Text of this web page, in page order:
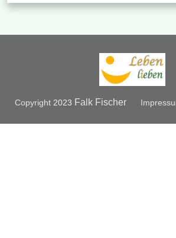
Copyright 2023 Falk Fischer